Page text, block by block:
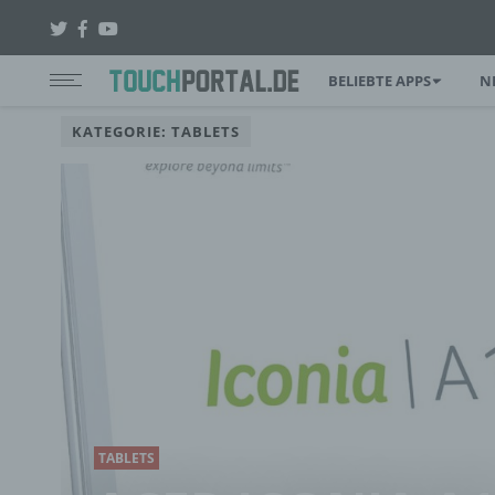
BELIEBTE APPS
KATEGORIE: TABLETS
TABLETS